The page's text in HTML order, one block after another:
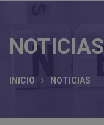
NOTICIAS
INICIO NOTICIAS